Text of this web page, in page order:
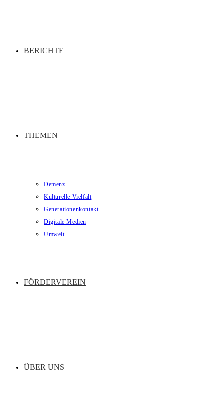
BERICHTE
THEMEN
Demenz
Kulturelle Vielfalt
Generationenkontakt
Digitale Medien
Umwelt
FÖRDERVEREIN
ÜBER UNS